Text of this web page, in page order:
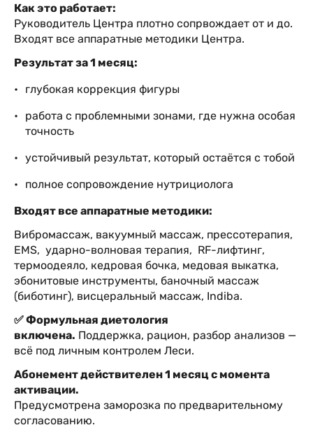
Как это работает:
Руководитель Центра плотно сопрвождает от и до.
Входят все аппаратные методики Центра.
Результат за 1 месяц:
глубокая коррекция фигуры
работа с проблемными зонами, где нужна особая
точность
устойчивый результат, который остаётся с тобой
полное сопровождение нутрициолога
Входят все аппаратные методики:
Вибромассаж, вакуумный массаж, прессотерапия,
EMS, ударно-волновая терапия, RF-лифтинг,
термоодеяло, кедровая бочка, медовая выкатка,
эбонитовые инструменты, баночный массаж
(биботинг), висцеральный массаж, Indiba.
✅ Формульная диетология
включена. Поддержка, рацион, разбор анализов —
всё под личным контролем Леси.
Абонемент действителен 1 месяц с момента
активации.
Предусмотрена заморозка по предварительному
согласованию.